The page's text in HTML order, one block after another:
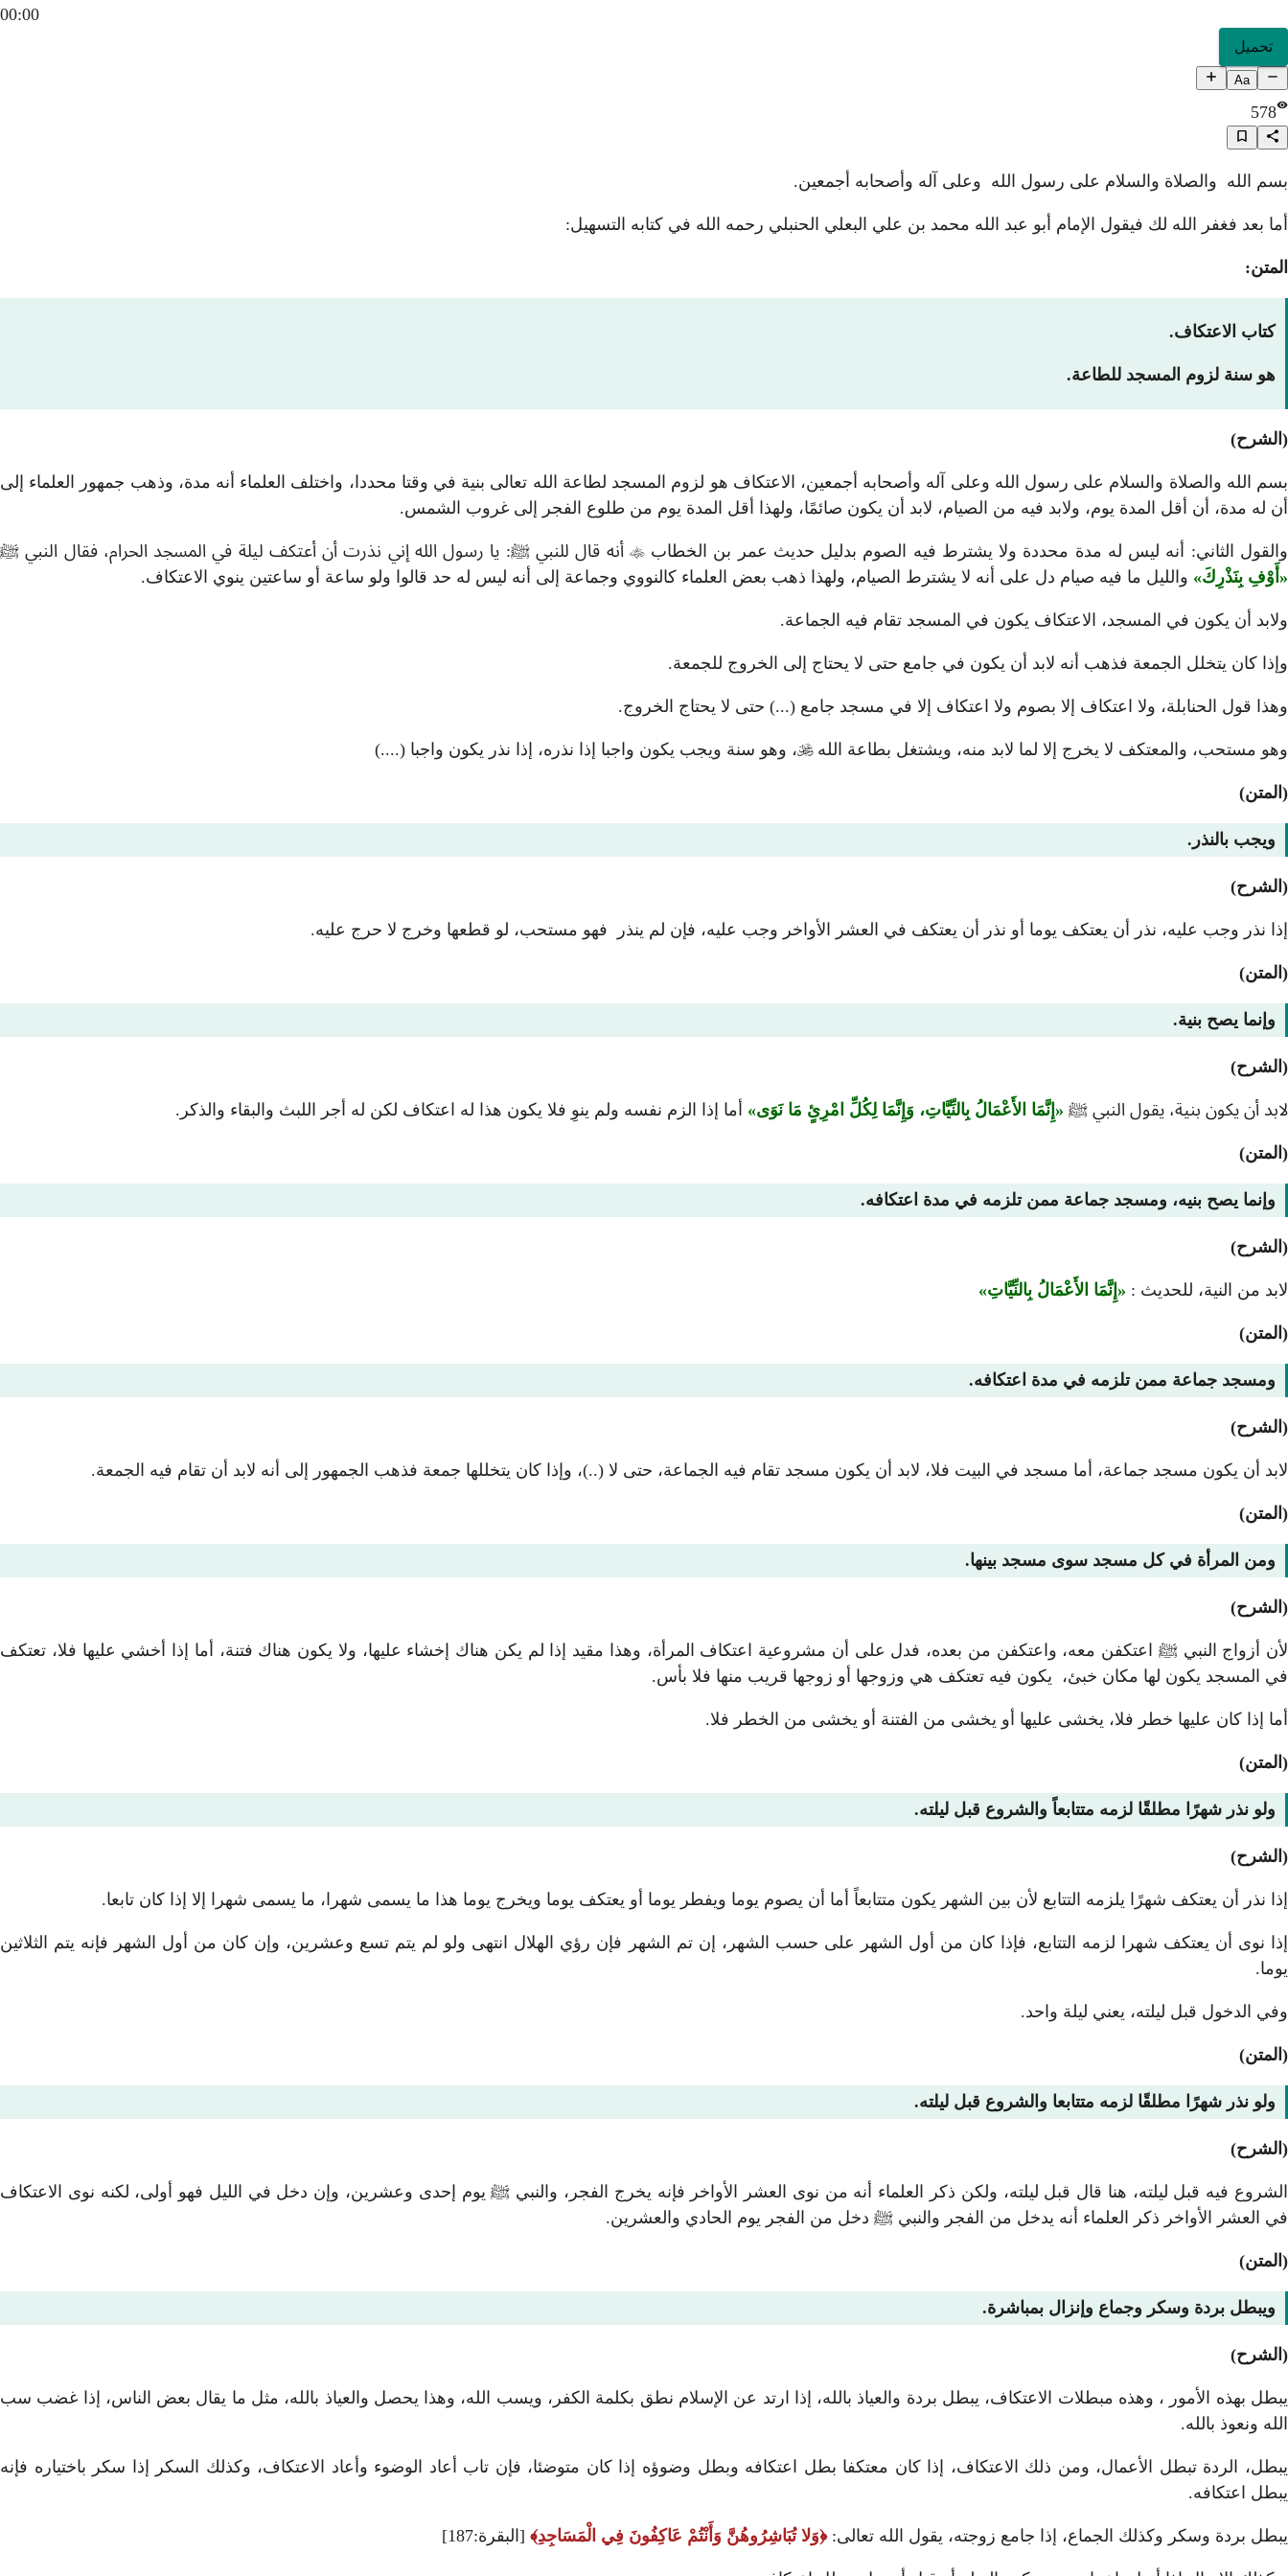
00:00
تحميل
Aa
578
بسم الله والصلاة والسلام على رسول الله وعلى آله وأصحابه أجمعين.
أما بعد فغفر الله لك فيقول الإمام أبو عبد الله محمد بن علي البعلي الحنبلي رحمه الله في كتابه التسهيل:
المتن:
كتاب الاعتكاف.
هو سنة لزوم المسجد للطاعة.
(الشرح)
بسم الله والصلاة والسلام على رسول الله وعلى آله وأصحابه أجمعين، الاعتكاف هو لزوم المسجد لطاعة الله تعالى بنية في وقتا محددا، واختلف العلماء أنه مدة، وذهب جمهور العلماء إلى
أن له مدة، أن أقل المدة يوم، ولابد فيه من الصيام، لابد أن يكون صائمًا، ولهذا أقل المدة يوم من طلوع الفجر إلى غروب الشمس.
والقول الثاني: أنه ليس له مدة محددة ولا يشترط فيه الصوم بدليل حديث عمر بن الخطاب أنه قال للنبي ﷺ: يا رسول الله إني نذرت أن أعتكف ليلة في المسجد الحرام، فقال النبي ﷺ
أَوْفِ بِنَذْرِكَ
والليل ما فيه صيام دل على أنه لا يشترط الصيام، ولهذا ذهب بعض العلماء كالنووي وجماعة إلى أنه ليس له حد قالوا ولو ساعة أو ساعتين ينوي الاعتكاف.
ولابد أن يكون في المسجد، الاعتكاف يكون في المسجد تقام فيه الجماعة.
وإذا كان يتخلل الجمعة فذهب أنه لابد أن يكون في جامع حتى لا يحتاج إلى الخروج للجمعة.
وهذا قول الحنابلة، ولا اعتكاف إلا بصوم ولا اعتكاف إلا في مسجد جامع (...) حتى لا يحتاج الخروج.
وهو مستحب، والمعتكف لا يخرج إلا لما لابد منه، ويشتغل بطاعة الله، وهو سنة ويجب يكون واجبا إذا نذره، إذا نذر يكون واجبا (....)
(المتن)
ويجب بالنذر.
(الشرح)
إذا نذر وجب عليه، نذر أن يعتكف يوما أو نذر أن يعتكف في العشر الأواخر وجب عليه، فإن لم ينذر فهو مستحب، لو قطعها وخرج لا حرج عليه.
(المتن)
وإنما يصح بنية.
(الشرح)
لابد أن يكون بنية، يقول النبي ﷺ إِنَّمَا الأَعْمَالُ بِالنِّيَّاتِ، وَإِنَّمَا لِكُلِّ امْرِئٍ مَا نَوَى أما إذا الزم نفسه ولم ينوِ فلا يكون هذا له اعتكاف لكن له أجر اللبث والبقاء والذكر.
(المتن)
وإنما يصح بنيه، ومسجد جماعة ممن تلزمه في مدة اعتكافه.
(الشرح)
لابد من النية، للحديث : إِنَّمَا الأَعْمَالُ بِالنِّيَّاتِ
(المتن)
ومسجد جماعة ممن تلزمه في مدة اعتكافه.
(الشرح)
لابد أن يكون مسجد جماعة، أما مسجد في البيت فلا، لابد أن يكون مسجد تقام فيه الجماعة، حتى لا (..)، وإذا كان يتخللها جمعة فذهب الجمهور إلى أنه لابد أن تقام فيه الجمعة.
(المتن)
ومن المرأة في كل مسجد سوى مسجد بينها.
(الشرح)
لأن أزواج النبي ﷺ اعتكفن معه، واعتكفن من بعده، فدل على أن مشروعية اعتكاف المرأة، وهذا مقيد إذا لم يكن هناك إخشاء عليها، ولا يكون هناك فتنة، أما إذا أخشي عليها فلا، تعتكف
في المسجد يكون لها مكان خبئ، يكون فيه تعتكف هي وزوجها أو زوجها قريب منها فلا بأس.
أما إذا كان عليها خطر فلا، يخشى عليها أو يخشى من الفتنة أو يخشى من الخطر فلا.
(المتن)
ولو نذر شهرًا مطلقًا لزمه متتابعاً والشروع قبل ليلته.
(الشرح)
إذا نذر أن يعتكف شهرًا يلزمه التتابع لأن بين الشهر يكون متتابعاً أما أن يصوم يوما ويفطر يوما أو يعتكف يوما ويخرج يوما هذا ما يسمى شهرا، ما يسمى شهرا إلا إذا كان تابعا.
إذا نوى أن يعتكف شهرا لزمه التتابع، فإذا كان من أول الشهر على حسب الشهر، إن تم الشهر فإن رؤي الهلال انتهى ولو لم يتم تسع وعشرين، وإن كان من أول الشهر فإنه يتم الثلاثين
يوما.
وفي الدخول قبل ليلته، يعني ليلة واحد.
(المتن)
ولو نذر شهرًا مطلقًا لزمه متتابعا والشروع قبل ليلته.
(الشرح)
الشروع فيه قبل ليلته، هنا قال قبل ليلته، ولكن ذكر العلماء أنه من نوى العشر الأواخر فإنه يخرج الفجر، والنبي ﷺ يوم إحدى وعشرين، وإن دخل في الليل فهو أولى، لكنه نوى الاعتكاف
في العشر الأواخر ذكر العلماء أنه يدخل من الفجر والنبي ﷺ دخل من الفجر يوم الحادي والعشرين.
(المتن)
ويبطل بردة وسكر وجماع وإنزال بمباشرة.
(الشرح)
يبطل بهذه الأمور ، وهذه مبطلات الاعتكاف، يبطل بردة والعياذ بالله، إذا ارتد عن الإسلام نطق بكلمة الكفر، ويسب الله، وهذا يحصل والعياذ بالله، مثل ما يقال بعض الناس، إذا غضب سب
الله ونعوذ بالله.
يبطل، الردة تبطل الأعمال، ومن ذلك الاعتكاف، إذا كان معتكفا بطل اعتكافه وبطل وضوؤه إذا كان متوضئا، فإن تاب أعاد الوضوء وأعاد الاعتكاف، وكذلك السكر إذا سكر باختياره فإنه
يبطل اعتكافه.
يبطل بردة وسكر وكذلك الجماع، إذا جامع زوجته، يقول الله تعالى: وَلا تُبَاشِرُوهُنَّ وَأَنْتُمْ عَاكِفُونَ فِي الْمَسَاجِدِ [البقرة:187]